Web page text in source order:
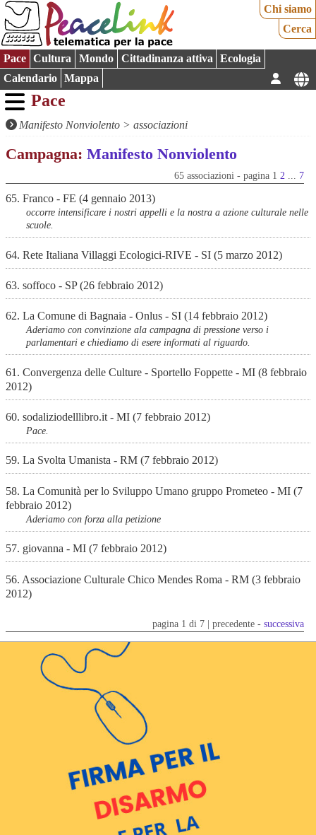
Chi siamo
Cerca
Pace Cultura Mondo Cittadinanza attiva
Ecologia
Calendario
Mappa
Pace
Manifesto Nonviolento > associazioni
Campagna: Manifesto Nonviolento
65 associazioni - pagina 1 2 7
65. Franco - FE (4 gennaio 2013)
occorre intensificare i nostri appelli e la nostra a azione culturale nelle
scuole.
64. Rete Italiana Villaggi Ecologici-RIVE - SI (5 marzo 2012)
63. soffoco - SP (26 febbraio 2012)
62. La Comune di Bagnaia - Onlus - SI (14 febbraio 2012)
Aderiamo con convinzione ala campagna di pressione verso i
parlamentari e chiediamo di esere informati al riguardo.
61. Convergenza delle Culture - Sportello Foppette - MI (8 febbraio
2012)
60. sodaliziodelllibro.it - MI (7 febbraio 2012)
Pace.
59. La Svolta Umanista - RM (7 febbraio 2012)
58. La Comunità per lo Sviluppo Umano gruppo Prometeo - MI (7
febbraio 2012)
Aderiamo con forza alla petizione
57. giovanna - MI (7 febbraio 2012)
56. Associazione Culturale Chico Mendes Roma - RM (3 febbraio
2012)
pagina 1 di 7 | precedente -successiva